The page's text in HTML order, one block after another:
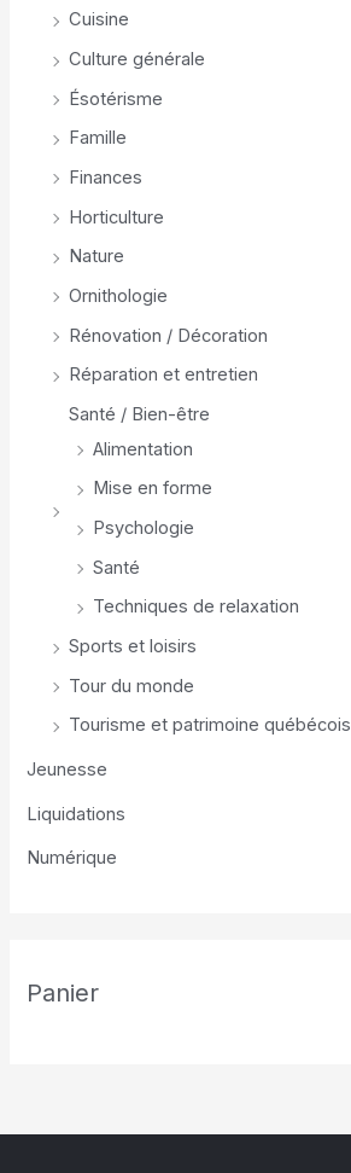
Cuisine
Culture générale
Ésotérisme
Famille
Finances
Horticulture
Nature
Ornithologie
Rénovation / Décoration
Réparation et entretien
Santé / Bien-être
Alimentation
Mise en forme
Psychologie
Santé
Techniques de relaxation
Sports et loisirs
Tour du monde
Tourisme et patrimoine québécois
Jeunesse
Liquidations
Numérique
Panier